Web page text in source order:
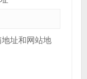
址和网站地